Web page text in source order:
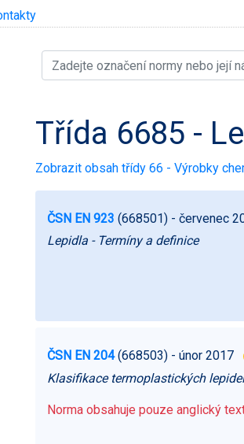
Třída 6685 -
Zobrazit obsah třídy 66 - Výrobky
ČSN EN 923 (668501) - červenec
Lepidla - Termíny a definice
ČSN EN 204(668503) - únor 2017
Klasifikace termoplastických
Norma obsahuje pouze anglický